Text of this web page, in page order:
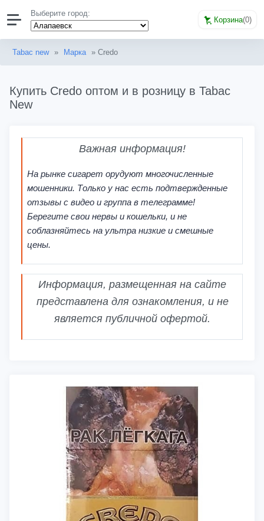
Выберите город:
Корзина(0)
Tabac new » Марка » Credo
Купить Credo оптом и в розницу в Tabac
New
Важная информация!
На рынке сигарет орудуют многочисленные
мошенники. Только у нас есть подтвержденные
отзывы с видео и группа в телеграмме!
Берегите свои нервы и кошельки, и не
соблазняйтесь на ультра низкие и смешные
цены.
Информация, размещенная на сайте
представлена для ознакомления, и не
является публичной офертой.